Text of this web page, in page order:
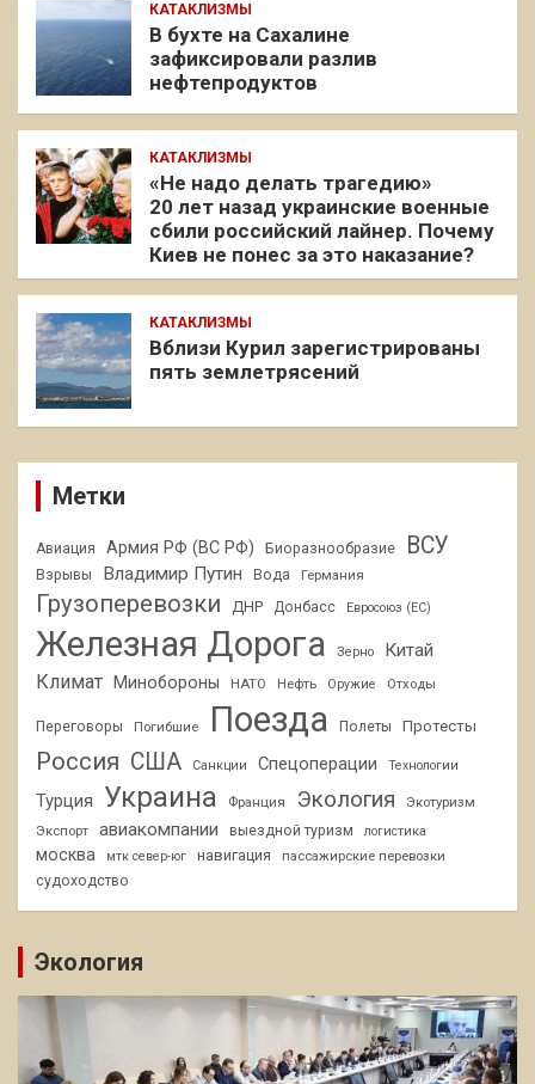
КАТАКЛИЗМЫ
В бухте на Сахалине
зафиксировали разлив
нефтепродуктов
КАТАКЛИЗМЫ
«Не надо делать трагедию»
20 лет назад украинские военные
сбили российский лайнер. Почему
Киев не понес за это наказание?
КАТАКЛИЗМЫ
Вблизи Курил зарегистрированы
пять землетрясений
Метки
Авиация Армия РФ (ВС РФ) Биоразнообразие ВСУ
Взрывы Владимир Путин Вода Германия
Грузоперевозки ДНР Донбасс Евросоюз (ЕС)
Железная Дорога Зерно Китай
Климат Минобороны НАТО Нефть Оружие Отходы
Переговоры Погибшие Поезда Полеты Протесты
Россия США Санкции Спецоперации Технологии
Турция Украина Франция Экология
Экотуризм
Экспорт
авиакомпании выездной туризм логистика
москва мтк север-юг навигация
пассажирские перевозки
судоходство
Экология